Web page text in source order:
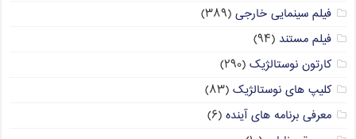
فیلم سینمایی خارجی (۳۸۹)
فیلم مستند (۹۴)
کارتون نوستالژیک (۲۹۰)
کلیپ های نوستالژیک (۸۳)
معرفی برنامه های آینده (۶)